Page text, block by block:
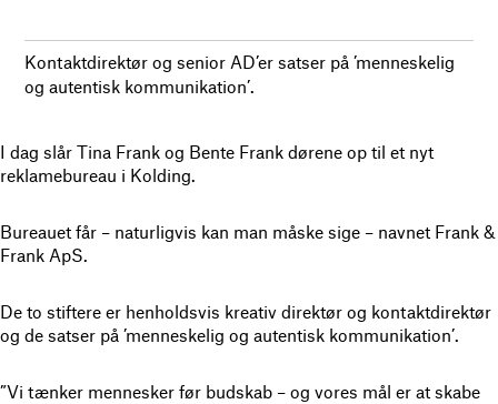
Kontaktdirektør og senior AD’er satser på ’menneskelig
og autentisk kommunikation’.
I dag slår Tina Frank og Bente Frank dørene op til et nyt
reklamebureau i Kolding.
Bureauet får – naturligvis kan man måske sige – navnet Frank &
Frank ApS.
De to stiftere er henholdsvis kreativ direktør og kontaktdirektør
og de satser på ’menneskelig og autentisk kommunikation’.
”Vi tænker mennesker før budskab – og vores mål er at skabe